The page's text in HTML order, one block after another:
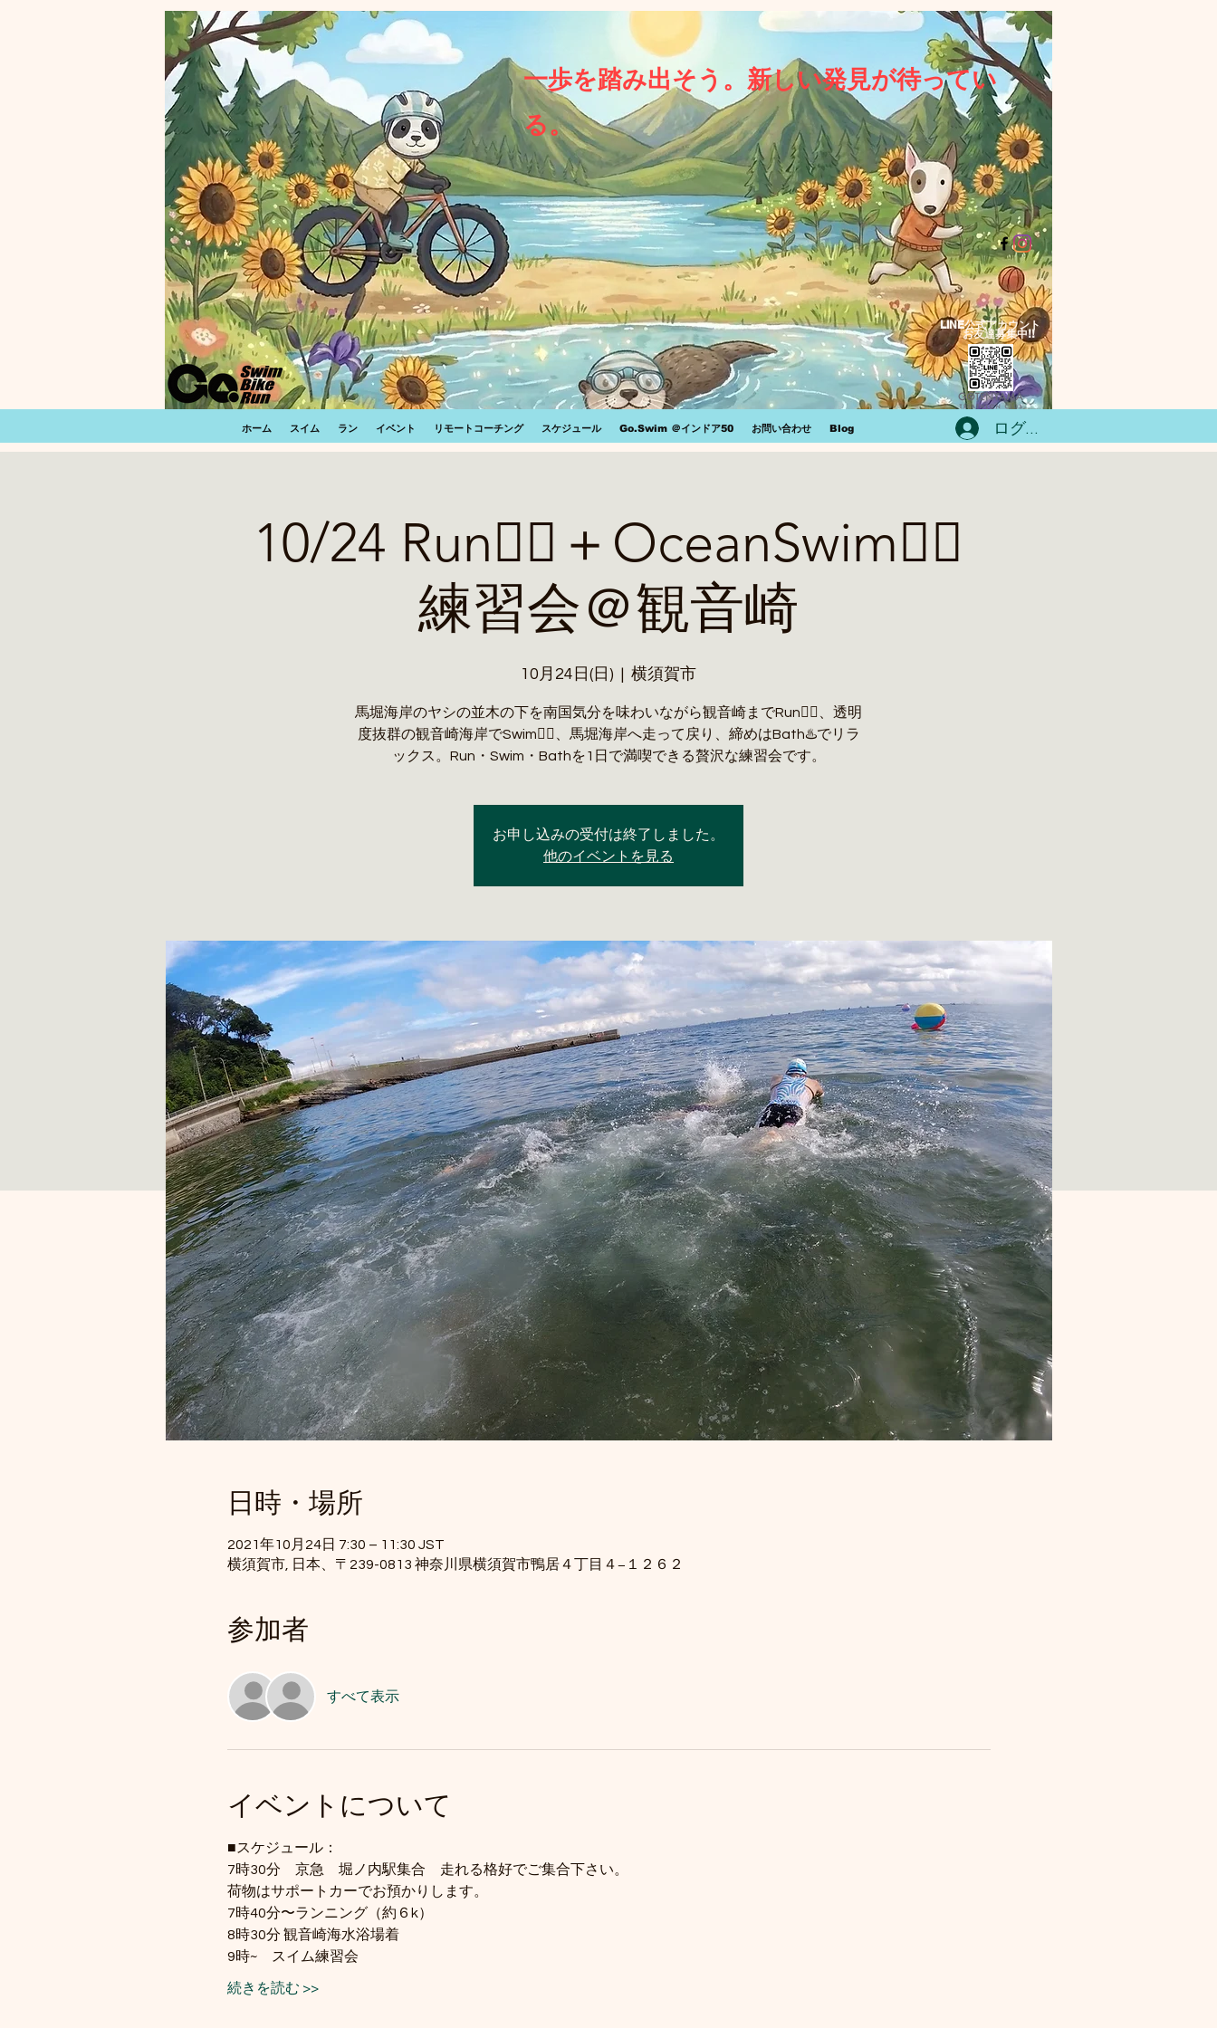
一歩を踏み出そう。新しい発見が待ってい
る。
LINE公式アカウント​
お友達募集中!!
ホーム スイム ラン イベント リモートコーチング スケジュール Go.Swim ＠インドア50 お問い合わせ Blog ログイン
10/24 Run🏃‍♂️＋OceanSwim🏊‍♀️
練習会＠観音崎
10月24日(日)
  |
横須賀市
馬堀海岸のヤシの並木の下を南国気分を味わいながら観音崎までRun🏃‍♂️、透明
度抜群の観音崎海岸でSwim🏊‍♂️、馬堀海岸へ走って戻り、締めはBath♨️でリラ
ックス。Run・Swim・Bathを1日で満喫できる贅沢な練習会です。
お申し込みの受付は終了しました。
他のイベントを見る
日時・場所
2021年10月24日 7:30 – 11:30 JST
横須賀市, 日本、〒239-0813 神奈川県横須賀市鴨居４丁目４−１２６２
参加者
すべて表示
イベントについて
■スケジュール：
7時30分　京急　堀ノ内駅集合　走れる格好でご集合下さい。
荷物はサポートカーでお預かりします。
7時40分〜ランニング（約６k）
8時30分 観音崎海水浴場着
9時~　スイム練習会
続きを読む >>